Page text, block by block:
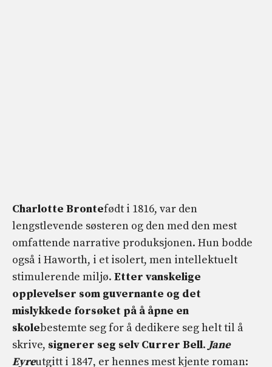
Charlotte Brontefødt i 1816, var den
lengstlevende søsteren og den med den mest
omfattende narrative produksjonen. Hun bodde
også i Haworth, i et isolert, men intellektuelt
stimulerende miljø. Etter vanskelige
opplevelser som guvernante og det
mislykkede forsøket på å åpne en
skolebestemte seg for å dedikere seg helt til å
skrive, signerer seg selv Currer Bell. Jane
Eyreutgitt i 1847, er hennes mest kjente roman: